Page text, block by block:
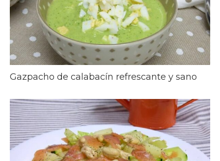
Gazpacho de calabacín refrescante y sano